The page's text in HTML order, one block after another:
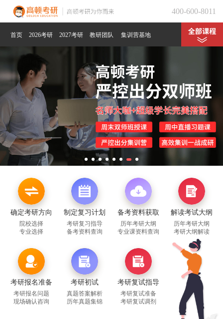
400-600-8011
首页 2026考研 2027考研 教研团队 集训营基地
确定考研方向
院校选择
专业选择
制定复习计划
考研复习指导
备考资料查询
备考资料获取
历年考研大纲
专业课资料查询
解读考试大纲
历年考研大纲
考研大纲解读
考研报名准备
考研报名问题
现场确认咨询
考研初试
真题答案解析
历年真题集锦
考研复试指导
考研复试准备
考研复试调剂